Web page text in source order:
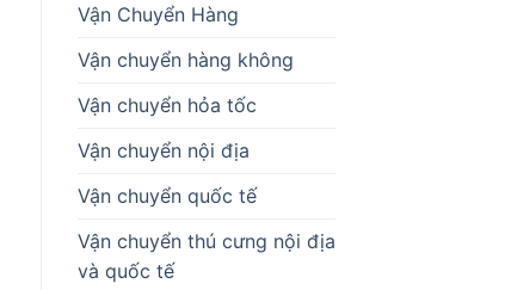
Vận Chuyển Hàng
Vận chuyển hàng không
Vận chuyển hỏa tốc
Vận chuyển nội địa
Vận chuyển quốc tế
Vận chuyển thú cưng nội địa
và quốc tế